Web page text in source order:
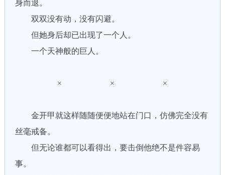
身而退。
双双没有动，没有闪避。
但她身后却已出现了一个人。
一个天神般的巨人。
× × ×
金开甲就这样随随便便地站在门口，仿佛完全没有
丝毫戒备。
但无论谁都可以看得出，要击倒他绝不是件容易
事。